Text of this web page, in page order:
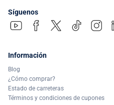
Síguenos
Información
Blog
¿Cómo comprar?
Estado de carreteras
Términos y condiciones de cupones